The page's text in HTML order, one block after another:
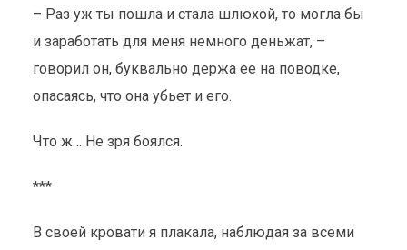
– Раз уж ты пошла и стала шлюхой, то могла бы
и заработать для меня немного деньжат, –
говорил он, буквально держа ее на поводке,
опасаясь, что она убьет и его.
Что ж… Не зря боялся.
***
В своей кровати я плакала, наблюдая за всеми